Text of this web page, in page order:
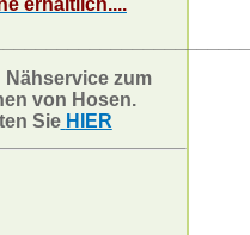
Nähservice zum
von Hosen.
Sie HIER